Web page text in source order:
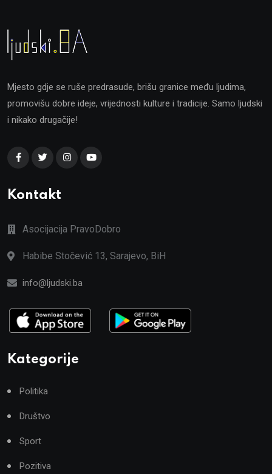
Mjesto gdje se ruše predrasude, brišu granice među ljudima,
promovišu dobre ideje, vrijednosti kulture i tradicije. Samo ljudski
i nikako drugačije!
Kontakt
Asocijacija PravoDobro
Habibe Stočević 13, Sarajevo, BiH
info@ljudski.ba
Kategorije
Politika
Društvo
Sport
Pozitiva